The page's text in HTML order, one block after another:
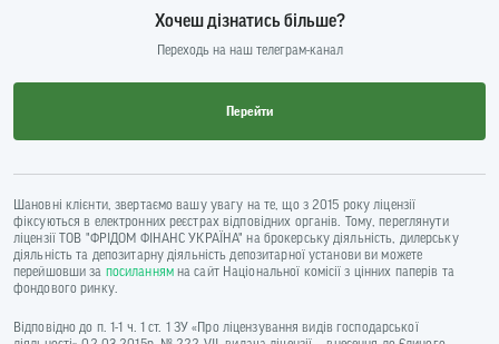
Хочеш дізнатись більше?
Переходь на наш телеграм-канал
Перейти
Шановні клієнти, звертаємо вашу увагу на те, що з 2015 року ліцензії
фіксуються в електронних реєстрах відповідних органів. Тому, переглянути
ліцензії ТОВ "ФРІДОМ ФІНАНС УКРАЇНА" на брокерську діяльність, дилерську
діяльність та депозитарну діяльність депозитарної установи ви можете
перейшовши за посиланнямна сайт Національної комісії з цінних паперів та
фондового ринку.
Відповідно до п. 1-1 ч. 1 ст. 1 ЗУ «Про ліцензування видів господарської